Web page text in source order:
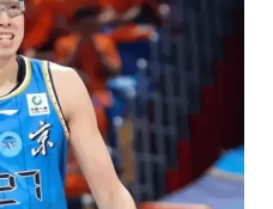
基础开新局